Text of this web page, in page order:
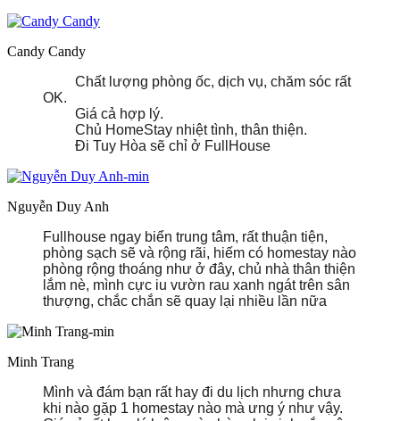
Candy Candy
Chất lượng phòng ốc, dịch vụ, chăm sóc rất
OK.
Giá cả hợp lý.
Chủ HomeStay nhiệt tình, thân thiện.
Đi Tuy Hòa sẽ chỉ ở FullHouse
Nguyễn Duy Anh
Fullhouse ngay biển trung tâm, rất thuận tiện,
phòng sạch sẽ và rộng rãi, hiếm có homestay nào
phòng rộng thoáng như ở đây, chủ nhà thân thiện
lắm nè, mình cực iu vườn rau xanh ngát trên sân
thượng, chắc chắn sẽ quay lại nhiều lần nữa
Minh Trang
Mình và đám bạn rất hay đi du lịch nhưng chưa
khi nào gặp 1 homestay nào mà ưng ý như vậy.